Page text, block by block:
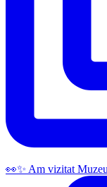
👀✨️ Am vizitat